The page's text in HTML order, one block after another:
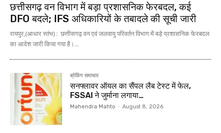
छत्तीसगढ़ वन विभाग में बड़ा प्रशासनिक फेरबदल, कई
DFO बदले; IFS अधिकारियों के तबादले की सूची जारी
रायपुर,(आधार स्तंभ) : छत्तीसगढ़ वन एवं जलवायु परिवर्तन विभाग में बड़े प्रशासनिक फेरबदल
का आदेश जारी किया गया है।...
ब्रेकिंग समाचार
सनफ्लावर ऑयल का सैंपल लैब टेस्ट में फेल,
FSSAI ने जुर्माना लगाया…
Mahendra Mahto - August 8, 2026